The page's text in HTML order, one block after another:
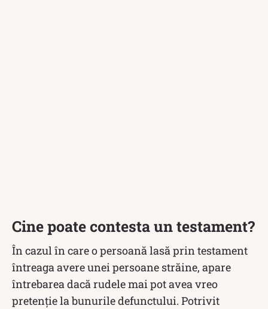
Cine poate contesta un testament?
În cazul în care o persoană lasă prin testament
întreaga avere unei persoane străine, apare
întrebarea dacă rudele mai pot avea vreo
pretenție la bunurile defunctului. Potrivit